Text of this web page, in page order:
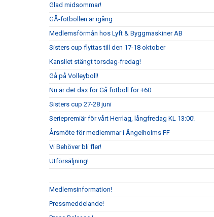
Glad midsommar!
GÅ-fotbollen är igång
Medlemsförmån hos Lyft & Byggmaskiner AB
Sisters cup flyttas till den 17-18 oktober
Kansliet stängt torsdag-fredag!
Gå på Volleyboll!
Nu är det dax för Gå fotboll för +60
Sisters cup 27-28 juni
Seriepremiär för vårt Herrlag, långfredag KL 13:00!
Årsmöte för medlemmar i Ängelholms FF
Vi Behöver bli fler!
Utförsäljning!
Medlemsinformation!
Pressmeddelande!